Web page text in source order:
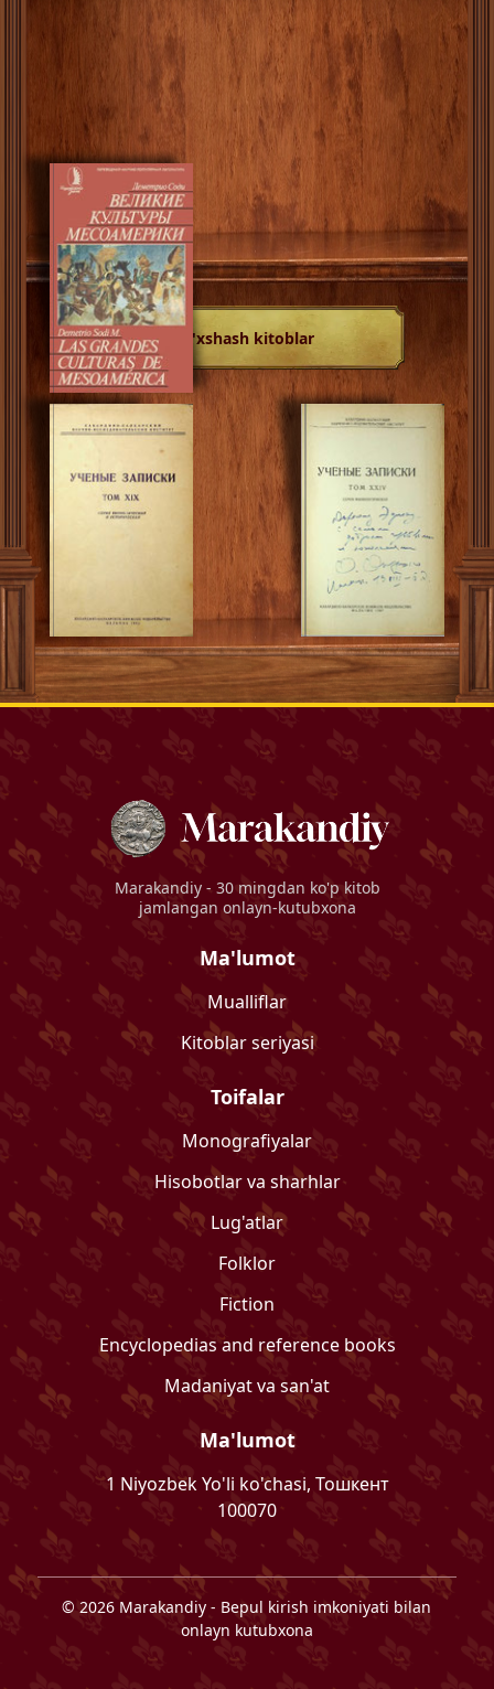
O'xshash kitoblar
Marakandiy - 30 mingdan ko'p kitob
jamlangan onlayn-kutubxona
Ma'lumot
Mualliflar
Kitoblar seriyasi
Toifalar
Monografiyalar
Hisobotlar va sharhlar
Lug'atlar
Folklor
Fiction
Encyclopedias and reference books
Madaniyat va san'at
Ma'lumot
1 Niyozbek Yo'li ko'chasi, Тошкент
100070
©2026 Marakandiy- Bepul kirish imkoniyati bilan
onlayn kutubxona